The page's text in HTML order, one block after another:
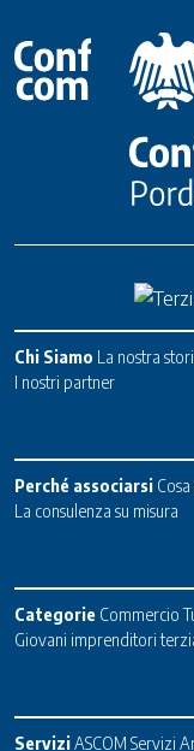
Chi Siamo La nostra
I nostri partner
Perché associarsi
La consulenza su misura
Categorie Commercio
Giovani imprenditori
ServiziASCOM Servizi